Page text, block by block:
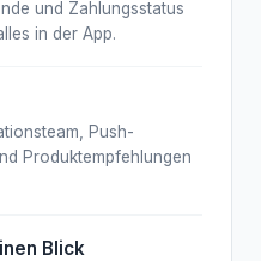
und Zahlungsstatus
in der App.
Push-
Produktempfehlungen
Blick